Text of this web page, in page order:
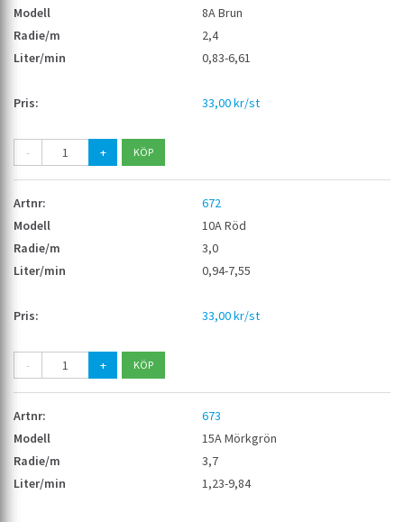
8A Brun
2,4
0,83-6,61
33,00 kr/st
- +
672
10A Röd
3,0
0,94-7,55
33,00 kr/st
- +
673
15A Mörkgrön
3,7
1,23-9,84